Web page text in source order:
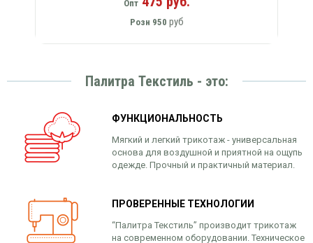
Опт
Розн 950 руб
Палитра Текстиль - это:
ФУНКЦИОНАЛЬНОСТЬ
Мягкий и легкий трикотаж - универсальная
основа для воздушной и приятной на ощупь
одежде. Прочный и практичный материал.
ПРОВЕРЕННЫЕ ТЕХНОЛОГИИ
“Палитра Текстиль” производит трикотаж
на современном оборудовании. Техническое